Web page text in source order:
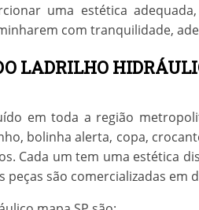
uma estética
com tranquilidade,
LADRILHO
em toda a região
bolinha alerta, copa,
Cada um tem uma estética
peças são comercializadas em